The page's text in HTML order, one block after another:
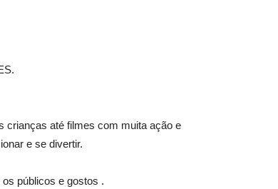
crianças até filmes com muita ação e
e se divertir.
públicos e gostos .